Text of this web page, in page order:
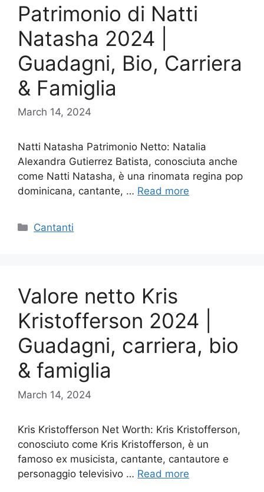
Patrimonio di Natti
Natasha 2024 |
Guadagni, Bio, Carriera
& Famiglia
March 14, 2024
Natti Natasha Patrimonio Netto: Natalia
Alexandra Gutierrez Batista, conosciuta anche
come Natti Natasha, è una rinomata regina pop
dominicana, cantante, … Read more
Categories
Cantanti
Valore netto Kris
Kristofferson 2024 |
Guadagni, carriera, bio
& famiglia
March 14, 2024
Kris Kristofferson Net Worth: Kris Kristofferson,
conosciuto come Kris Kristofferson, è un
famoso ex musicista, cantante, cantautore e
personaggio televisivo … Read more